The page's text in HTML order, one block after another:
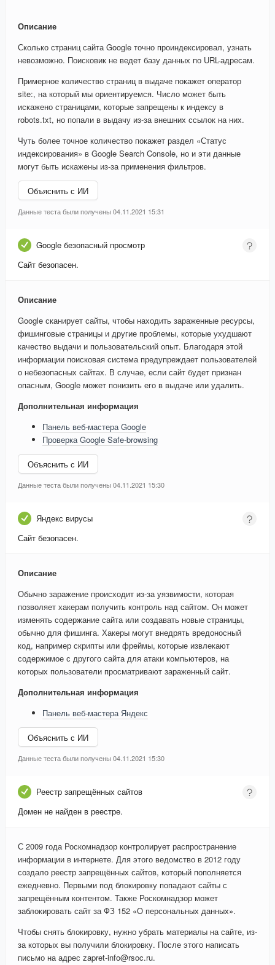
Описание
Сколько страниц сайта Google точно проиндексировал, узнать
невозможно. Поисковик не ведет базу данных по URL-адресам.
Примерное количество страниц в выдаче покажет оператор
site:, на который мы ориентируемся. Число может быть
искажено страницами, которые запрещены к индексу в
robots.txt, но попали в выдачу из-за внешних ссылок на них.
Чуть более точное количество покажет раздел «Статус
индексирования» в Google Search Console, но и эти данные
могут быть искажены из-за применения фильтров.
Объяснить с ИИ
Данные теста были получены 04.11.2021 15:31
Google безопасный просмотр
Сайт безопасен.
Описание
Google сканирует сайты, чтобы находить зараженные ресурсы,
фишинговые страницы и другие проблемы, которые ухудшают
качество выдачи и пользовательский опыт. Благодаря этой
информации поисковая система предупреждает пользователей
о небезопасных сайтах. В случае, если сайт будет признан
опасным, Google может понизить его в выдаче или удалить.
Дополнительная информация
Панель веб-мастера Google
Проверка Google Safe-browsing
Объяснить с ИИ
Данные теста были получены 04.11.2021 15:30
Яндекс вирусы
Сайт безопасен.
Описание
Обычно заражение происходит из-за уязвимости, которая
позволяет хакерам получить контроль над сайтом. Он может
изменять содержание сайта или создавать новые страницы,
обычно для фишинга. Хакеры могут внедрять вредоносный
код, например скрипты или фреймы, которые извлекают
содержимое с другого сайта для атаки компьютеров, на
которых пользователи просматривают зараженный сайт.
Дополнительная информация
Панель веб-мастера Яндекс
Объяснить с ИИ
Данные теста были получены 04.11.2021 15:30
Реестр запрещённых сайтов
Домен не найден в реестре.
С 2009 года Роскомнадзор контролирует распространение
информации в интернете. Для этого ведомство в 2012 году
создало реестр запрещённых сайтов, который пополняется
ежедневно. Первыми под блокировку попадают сайты с
запрещённым контентом. Также Роскомнадзор может
заблокировать сайт за ФЗ 152 «О персональных данных».
Чтобы снять блокировку, нужно убрать материалы на сайте, из-
за которых вы получили блокировку. После этого написать
письмо на адрес zapret-info@rsoc.ru.